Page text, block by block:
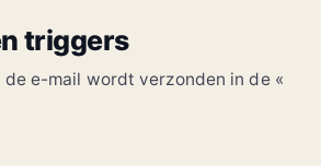
triggers
de e-mail wordt verzonden in de «